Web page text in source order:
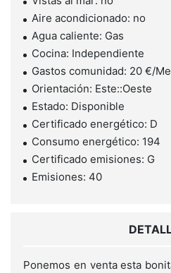
Aire acondicionado: no
Agua caliente: Gas
Cocina: Independiente
Gastos comunidad: 20 €/
Orientación: Este::Oeste
Estado: Disponible
Certificado energético: D
Consumo energético: 194
Certificado emisiones: G
Emisiones: 40
Ponemos en venta esta